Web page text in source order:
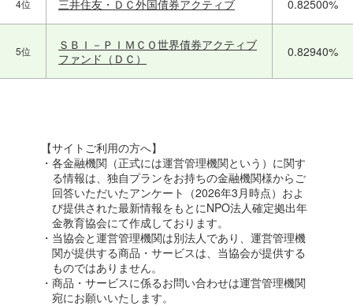
4位 三井住友・ＤＣ外国債券アクティブ 0.82500%
5位
ＳＢＩ－ＰＩＭＣＯ世界債券アクティブ
ファンド（ＤＣ）
0.82940%
【サイトご利用の方へ】
・各金融機関（正式には運営管理機関という）に関す
る情報は、独自プランをお持ちの金融機関様からご
回答いただいたアンケート（2026年3月時点）およ
び提供された最新情報をもとにNPO法人確定拠出年
金教育協会にて作成しております。
・当協会と運営管理機関は別法人であり、運営管理機
関が提供する商品・サービスは、当協会が提供する
ものではありません。
・商品・サービスに係るお問い合わせは運営管理機関
宛にお願いいたします。